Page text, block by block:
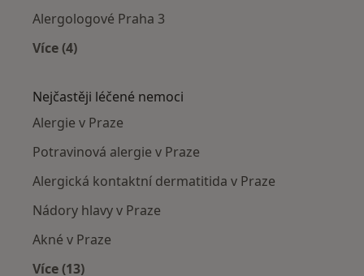
Alergologové Praha 3
Více (4)
Nejčastěji léčené nemoci
Alergie v Praze
Potravinová alergie v Praze
Alergická kontaktní dermatitida v Praze
Nádory hlavy v Praze
Akné v Praze
Více (13)